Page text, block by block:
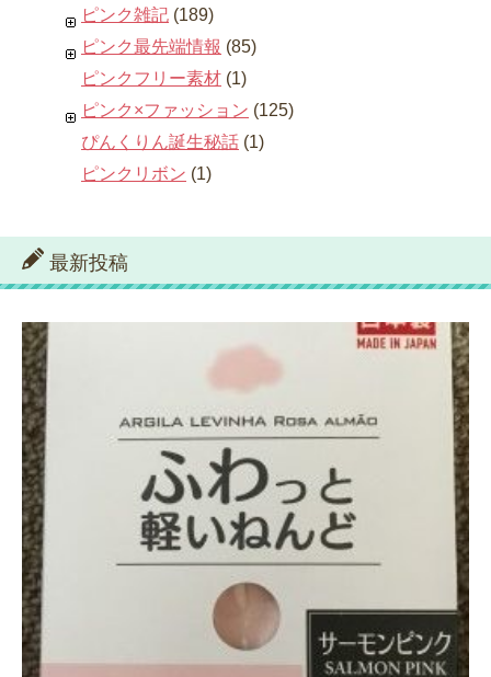
ピンク雑記 (189)
ピンク最先端情報 (85)
ピンクフリー素材 (1)
ピンク×ファッション (125)
ぴんくりん誕生秘話 (1)
ピンクリボン (1)
最新投稿